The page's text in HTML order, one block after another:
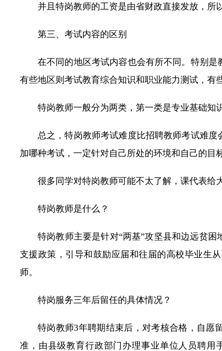
并且特岗教师的工资是由省财政直接发放，
第三、考试内容的区别
在不同的地区考试内容也会有所不同。特别
有些地区则考试教育综合知识和职业能力测试，有
特岗教师一般分为两类，第一类是专业基础知
总之，特岗教师考试难度比招聘教师考试难
加哪种考试，一定针对自己所处的环境和自己的目
很多同学对特岗教师可能不太了解，课代表给
特岗教师是什么？
特岗教师主要是针对“两基”攻坚县和边远贫
支援政策，引导和鼓励应届和往届的高校毕业生
师。
特岗服务三年后留任的具体情况？
特岗教师3年聘期结束后，对考核合格，自愿
准，由县级教育行政部门办理事业单位人员聘